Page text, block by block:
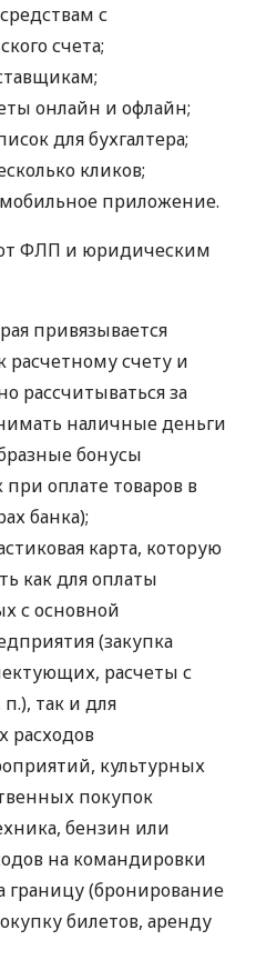
с
счета;
онлайн и офлайн;
для бухгалтера;
кликов;
приложение.
ФЛП и юридическим
привязывается
расчетному счету и
рассчитываться за
наличные деньги
бонусы
оплате товаров в
банка);
карта, которую
как для оплаты
с основной
(закупка
расчеты с
п.), так и для
расходов
культурных
покупок
бензин или
на командировки
границу (бронирование
билетов, аренду